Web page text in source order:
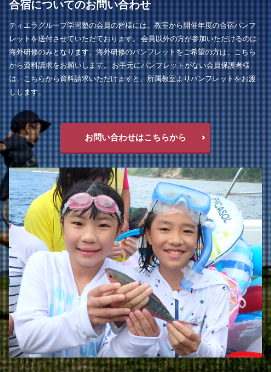
合宿についてのお問い合わせ
ティエラグループ学習塾の会員の皆様には、教室から開催年度の合宿パンフ
レットを送付させていただております。 会員以外の方が参加いただけるのは
海外研修のみとなります。海外研修のパンフレットをご希望の方は、こちら
から資料請求をお願いします。 お手元にパンフレットがない会員保護者様
は、こちらから資料請求いただけますと、所属教室よりパンフレットをお渡
しします。
お問い合わせはこちらから